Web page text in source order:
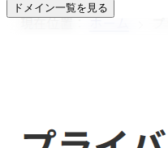
ドメイン一覧を見る